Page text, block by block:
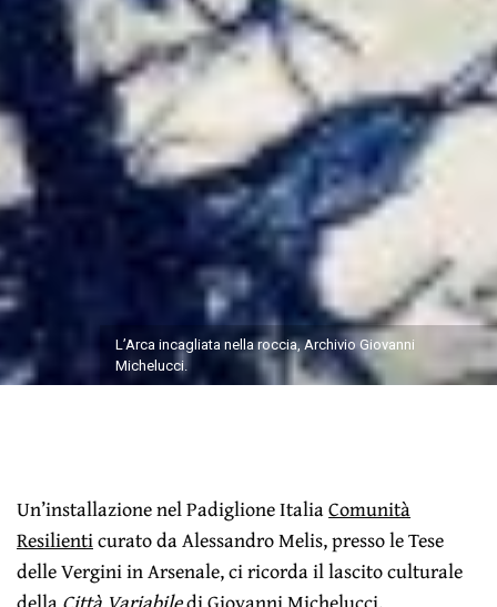
L’Arca incagliata nella roccia, Archivio Giovanni
Michelucci.
Un’installazione nel Padiglione ItaliaComunità
Resilienticurato da Alessandro Melis, presso le Tese
delle Vergini in Arsenale, ci ricorda il lascito culturale